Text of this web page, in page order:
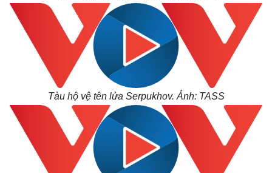
Tàu hộ vệ tên lửa Serpukhov. Ảnh: TASS